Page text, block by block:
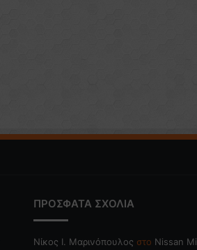
ΠΡΟΣΦΑΤΑ ΣΧΟΛΙΑ
Nίκος Ι. Mαρινόπουλος στο Nissan